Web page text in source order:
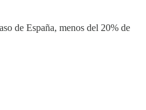
de España, menos del 20% de